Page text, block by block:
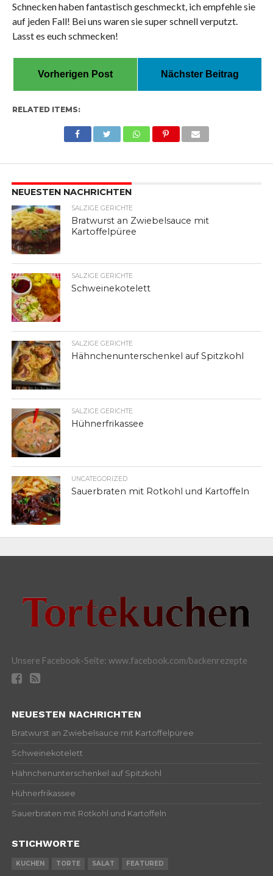
Schnecken haben fantastisch geschmeckt, ich empfehle sie
auf jeden Fall! Bei uns waren sie super schnell verputzt.
Lasst es euch schmecken!
Vorherigen Post Nächster Beitrag
RELATED ITEMS:
NEUESTEN NACHRICHTEN
SALZIGE GERICHTE
Bratwurst an Zwiebelsauce mit
Kartoffelpüree
SALZIGE GERICHTE
Schweinekotelett
SALZIGE GERICHTE
Hähnchenunterschenkel auf Spitzkohl
SALZIGE GERICHTE
Hühnerfrikassee
UNCATEGORIZED
Sauerbraten mit Rotkohl und Kartoffeln
Unsere Facebook-Seite: www.facebook.com/backenrezepte
NEUESTEN NACHRICHTEN
Bratwurst an Zwiebelsauce mit Kartoffelpüree
Schweinekotelett
Hähnchenunterschenkel auf Spitzkohl
Hühnerfrikassee
Sauerbraten mit Rotkohl und Kartoffeln
STICHWORTE
KUCHEN TORTE SALAT FEATURED